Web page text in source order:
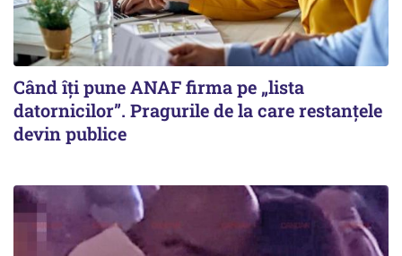
Când îți pune ANAF firma pe „lista
datornicilor”. Pragurile de la care restanțele
devin publice